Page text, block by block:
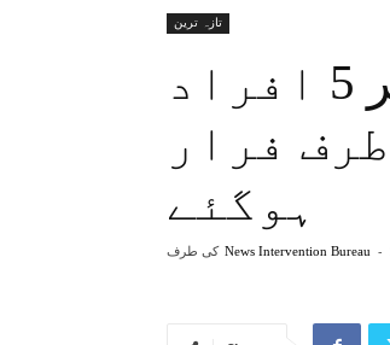
تازہ ترین
رحیم یار خان: غیرت کے نام پر 5 افراد
فرار
ہوگئے
کی طرف News Intervention Bureau -